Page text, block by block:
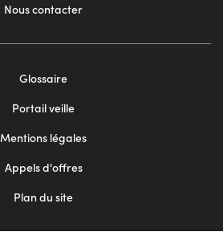
Nous contacter
Glossaire
Portail veille
Mentions légales
Appels d'offres
Plan du site